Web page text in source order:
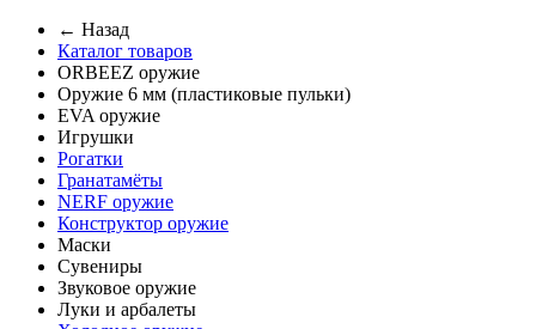
← Назад
Каталог товаров
ORBEEZ оружие
Оружие 6 мм (пластиковые пульки)
EVA оружие
Игрушки
Рогатки
Гранатамёты
NERF оружие
Конструктор оружие
Маски
Сувениры
Звуковое оружие
Луки и арбалеты